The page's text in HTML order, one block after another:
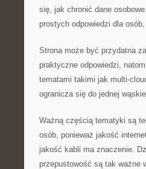
się, jak chronić dane
prostych odpowiedzi dla
Strona może być przydatna
praktyczne odpowiedzi,
tematami takimi jak multi-
ogranicza się do jednej
Ważną częścią tematyki są
osób, ponieważ jakość
jakość kabli ma znaczenie.
przepustowość są tak ważne